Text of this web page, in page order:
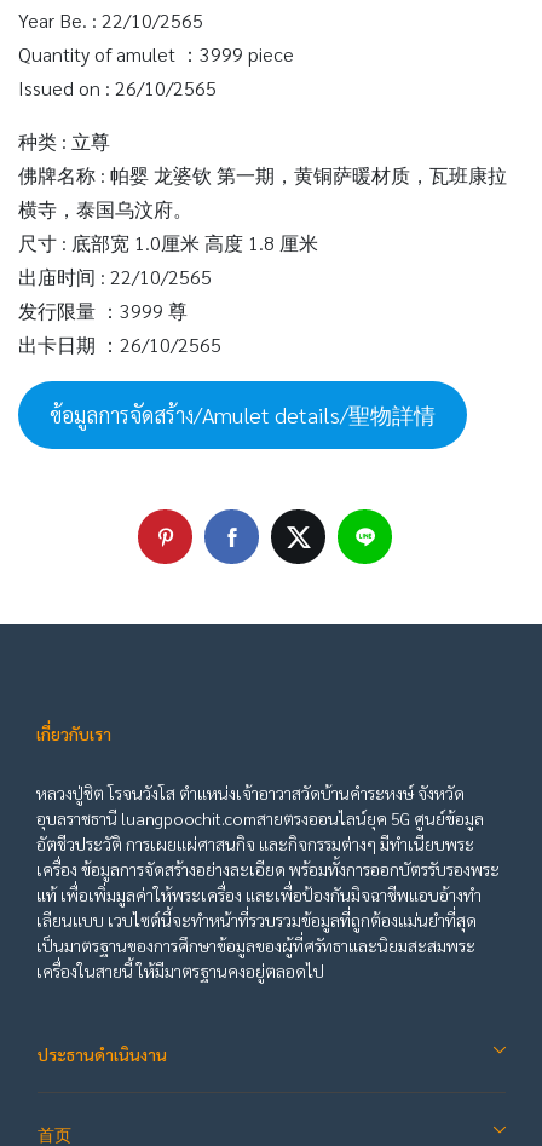
Year Be. : 22/10/2565
Quantity of amulet ：3999 piece
Issued on : 26/10/2565
种类 : 立尊
佛牌名称 : 帕婴 龙婆钦 第一期，黄铜萨暖材质，瓦班康拉
横寺，泰国乌汶府。
尺寸 : 底部宽 1.0厘米 高度 1.8 厘米
出庙时间 : 22/10/2565
发行限量 ：3999 尊
出卡日期 ：26/10/2565
ข้อมูลการจัดสร้าง/Amulet details/聖物詳情
เกี่ยวกับเรา
หลวงปู่ชิต โรจนวังโส ตำแหน่งเจ้าอาวาสวัดบ้านคำระหงษ์ จังหวัด
อุบลราชธานี luangpoochit.comสายตรงออนไลน์ยุค 5G ศูนย์ข้อมูล
อัตชีวประวัติ การเผยแผ่ศาสนกิจ และกิจกรรมต่างๆ มีทำเนียบพระ
เครื่อง ข้อมูลการจัดสร้างอย่างละเอียด พร้อมทั้งการออกบัตรรับรองพระ
แท้ เพื่อเพิ่มมูลค่าให้พระเครื่อง และเพื่อป้องกันมิจฉาชีพแอบอ้างทำ
เลียนแบบ เวบไซต์นี้จะทำหน้าที่รวบรวมข้อมูลที่ถูกต้องแม่นยำที่สุด
เป็นมาตรฐานของการศึกษาข้อมูลของผู้ที่ศรัทธาและนิยมสะสมพระ
เครื่องในสายนี้ ให้มีมาตรฐานคงอยู่ตลอดไป
ประธานดำเนินงาน
首页